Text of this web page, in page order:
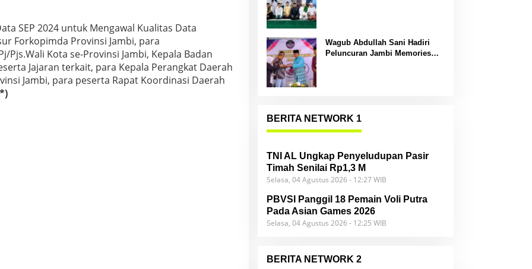
SEP 2024 untuk Mengawal Kualitas Data
Forkopimda Provinsi Jambi, para
Pjs.Wali Kota se-Provinsi Jambi, Kepala Badan
Jajaran terkait, para Kepala Perangkat Daerah
Jambi, para peserta Rapat Koordinasi Daerah
Wagub Abdullah Sani Hadiri
Peluncuran Jambi Memories
BERITA NETWORK 1
TNI AL Ungkap Penyeludupan Pasir
Timah Senilai Rp1,3 M
Selasa, 04 Agustus 2026 - 12:27 WIB
PBVSI Panggil 18 Pemain Voli Putra
Pada Asian Games 2026
Selasa, 04 Agustus 2026 - 12:25 WIB
BERITA NETWORK 2